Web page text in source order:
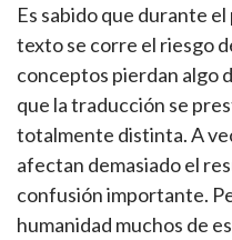
Es sabido que durante
texto se corre el riesgo
conceptos pierdan algo
que la traducción se
totalmente distinta. A
afectan demasiado el
confusión importante.
humanidad muchos de